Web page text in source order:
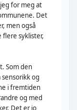
for meg at
Det
men også
syklister,
Som den
og
i fremtiden
og med
Det er jo